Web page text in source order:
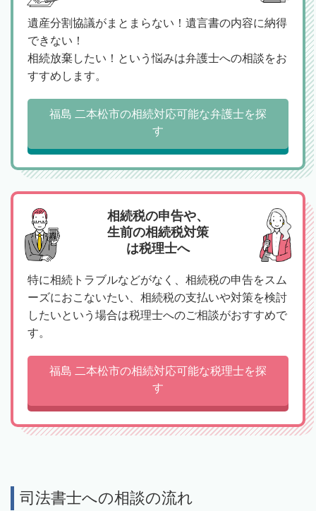
遺産分割協議がまとまらない！遺言書の内容に納得
できない！
相続放棄したい！という悩みは弁護士への相談をお
すすめします。
福島 二本松市の相続対応可能な弁護士を探
す
相続税の申告や、
生前の相続税対策
は税理士へ
特に相続トラブルなどがなく、相続税の申告をスム
ーズにおこないたい、相続税の支払いや対策を検討
したいという場合は税理士へのご相談がおすすめで
す。
福島 二本松市の相続対応可能な税理士を探
す
司法書士への相談の流れ